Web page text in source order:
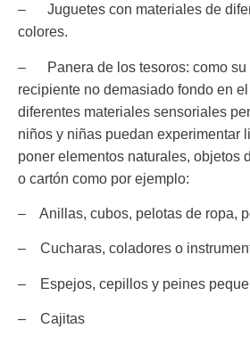
– Juguetes con materiales de
colores.
– Panera de los tesoros: como su
recipiente no demasiado fondo en
diferentes materiales sensoriales
niños y niñas puedan experimentar
poner elementos naturales, objetos
o cartón como por ejemplo:
– Anillas, cubos, pelotas de ropa,
– Cucharas, coladores o
– Espejos, cepillos y peines
– Cajitas